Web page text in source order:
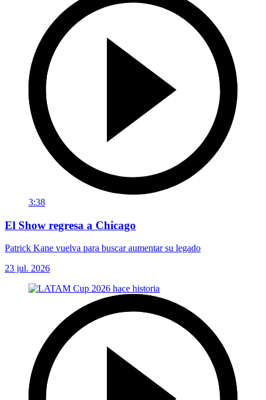
3:38
El Show regresa a Chicago
Patrick Kane vuelva para buscar aumentar su legado
23 jul. 2026